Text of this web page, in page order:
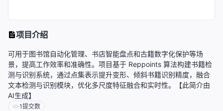
项目介绍
可用于图书馆自动化管理、书店智能盘点和古籍数字化保护等场
景，提高工作效率和准确性。项目基于 Reppoints 算法构建书籍检
测与识别系统，通过点集表示提升变形、倾斜书籍识别精度，融合
文本检测与识别模块，优化多尺度特征融合和实时性。【此简介由
AI生成】
1提交数